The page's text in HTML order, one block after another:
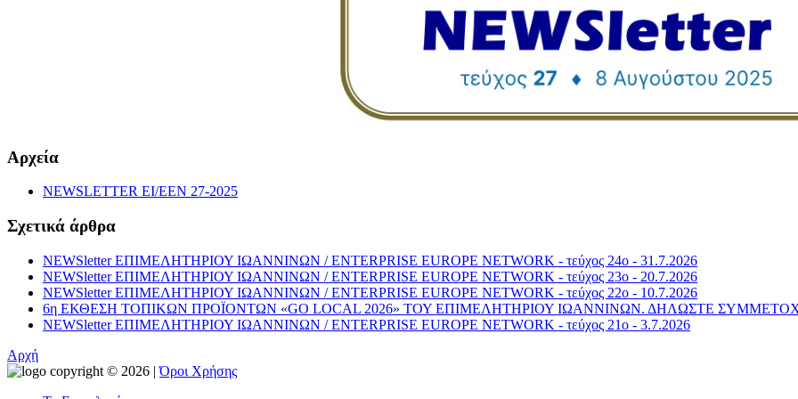
Αρχεία
NEWSLETTER EI/EEN 27-2025
Σχετικά άρθρα
NEWSletter ΕΠΙΜΕΛΗΤΗΡΙΟΥ ΙΩΑΝΝΙΝΩΝ / ENTERPRISE EUROPE NETWORK - τεύχος 24o - 31.7.2026
NEWSletter ΕΠΙΜΕΛΗΤΗΡΙΟΥ ΙΩΑΝΝΙΝΩΝ / ENTERPRISE EUROPE NETWORK - τεύχος 23o - 20.7.2026
NEWSletter ΕΠΙΜΕΛΗΤΗΡΙΟΥ ΙΩΑΝΝΙΝΩΝ / ENTERPRISE EUROPE NETWORK - τεύχος 22o - 10.7.2026
6η ΕΚΘΕΣΗ ΤΟΠΙΚΩΝ ΠΡΟΪΟΝΤΩΝ «GO LOCAL 2026» ΤΟΥ ΕΠΙΜΕΛΗΤΗΡΙΟΥ ΙΩΑΝΝΙΝΩΝ. ΔΗΛΩΣΤΕ
NEWSletter ΕΠΙΜΕΛΗΤΗΡΙΟΥ ΙΩΑΝΝΙΝΩΝ / ENTERPRISE EUROPE NETWORK - τεύχος 21o - 3.7.2026
Αρχή
copyright © 2026 |Όροι Χρήσης